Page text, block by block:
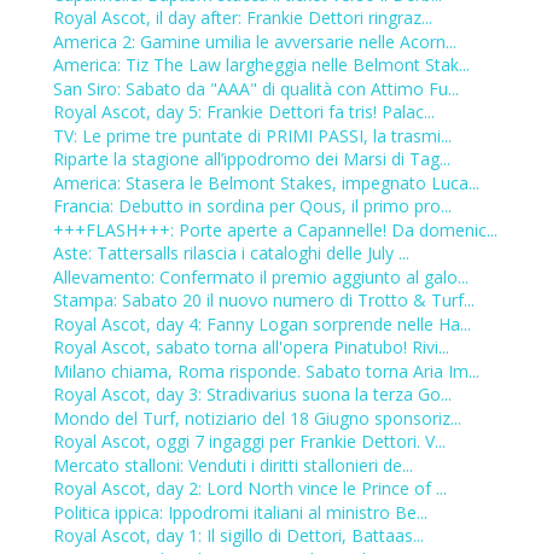
Royal Ascot, il day after: Frankie Dettori ringraz...
America 2: Gamine umilia le avversarie nelle Acorn...
America: Tiz The Law largheggia nelle Belmont Stak...
San Siro: Sabato da "AAA" di qualità con Attimo Fu...
Royal Ascot, day 5: Frankie Dettori fa tris! Palac...
TV: Le prime tre puntate di PRIMI PASSI, la trasmi...
Riparte la stagione all’ippodromo dei Marsi di Tag...
America: Stasera le Belmont Stakes, impegnato Luca...
Francia: Debutto in sordina per Qous, il primo pro...
+++FLASH+++: Porte aperte a Capannelle! Da domenic...
Aste: Tattersalls rilascia i cataloghi delle July ...
Allevamento: Confermato il premio aggiunto al galo...
Stampa: Sabato 20 il nuovo numero di Trotto & Turf...
Royal Ascot, day 4: Fanny Logan sorprende nelle Ha...
Royal Ascot, sabato torna all'opera Pinatubo! Rivi...
Milano chiama, Roma risponde. Sabato torna Aria Im...
Royal Ascot, day 3: Stradivarius suona la terza Go...
Mondo del Turf, notiziario del 18 Giugno sponsoriz...
Royal Ascot, oggi 7 ingaggi per Frankie Dettori. V...
Mercato stalloni: Venduti i diritti stallonieri de...
Royal Ascot, day 2: Lord North vince le Prince of ...
Politica ippica: Ippodromi italiani al ministro Be...
Royal Ascot, day 1: Il sigillo di Dettori, Battaas...